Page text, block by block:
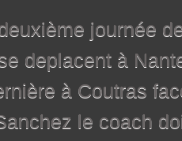
journée
deplacent à
à Coutras
le coach